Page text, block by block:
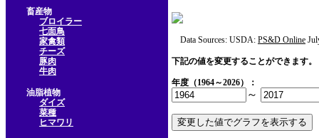
畜産物
ブロイラー
七面鳥
家禽類
チーズ
豚肉
牛肉
油脂植物
ダイズ
菜種
ヒマワリ
Data Sources: USDA: PS&D Online
下記の値を変更することができます。
年度（1964～2026）：
～